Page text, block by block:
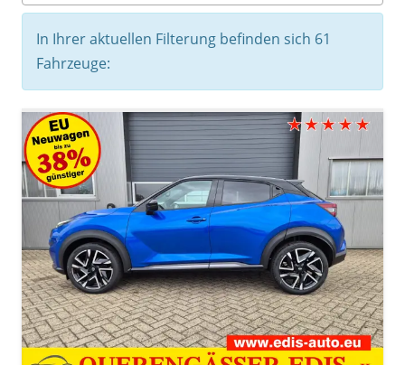
In Ihrer aktuellen Filterung befinden sich 61
Fahrzeuge: